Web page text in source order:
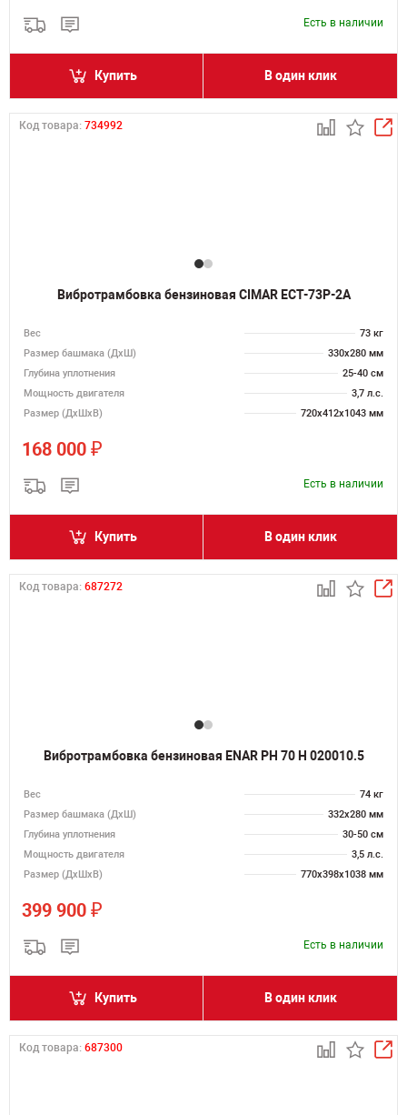
Есть в наличии
Купить В один клик
Код товара: 734992
Вибротрамбовка бензиновая CIMAR ECT-73P-2A
Вес
73 кг
Размер башмака (ДхШ)
330х280 мм
Глубина уплотнения
25-40 см
Мощность двигателя
3,7 л.с.
Размер (ДхШхВ)
720х412х1043 мм
168 000 ₽
Есть в наличии
Купить В один клик
Код товара: 687272
Вибротрамбовка бензиновая ENAR PH 70 H 020010.5
Вес
74 кг
Размер башмака (ДхШ)
332x280 мм
Глубина уплотнения
30-50 см
Мощность двигателя
3,5 л.с.
Размер (ДхШхВ)
770х398х1038 мм
399 900 ₽
Есть в наличии
Купить В один клик
Код товара: 687300